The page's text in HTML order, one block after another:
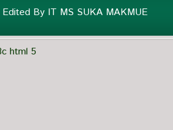
By IT MS SUKA MAKMUE